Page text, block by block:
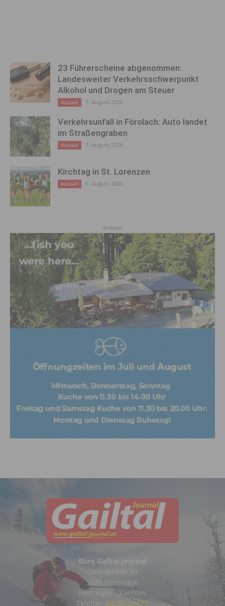
23 Führerscheine abgenommen:
Landesweiter Verkehrsschwerpunkt
Alkohol und Drogen am Steuer
Aktuell 7. August 2026
Verkehrsunfall in Förolach: Auto landet
im Straßengraben
Aktuell 7. August 2026
Kirchtag in St. Lorenzen
Aktuell 6. August 2026
Anzeige
Büro Gailtal Journal
Obervellach 99
9620 Hermagor
Hermagor - Kärnten
Telefon: 04282/20472